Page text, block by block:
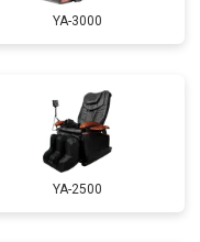
от 4800 ₽ Заказать
Заказать
от 4500 ₽ Заказать
от 5500 ₽
YA-3000
YA-2500